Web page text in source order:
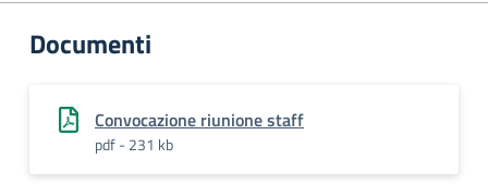
Documenti
Convocazione riunione staff
pdf - 231 kb